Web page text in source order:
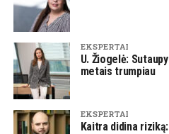
EKSPERTAI
U. Žiogelė:
metais trumpiau
EKSPERTAI
Kaitra didina